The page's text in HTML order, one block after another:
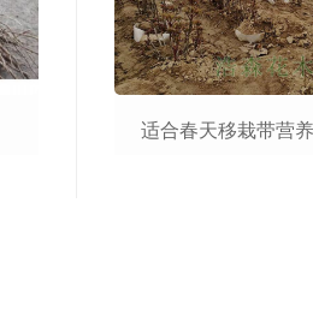
适合春天移栽带营